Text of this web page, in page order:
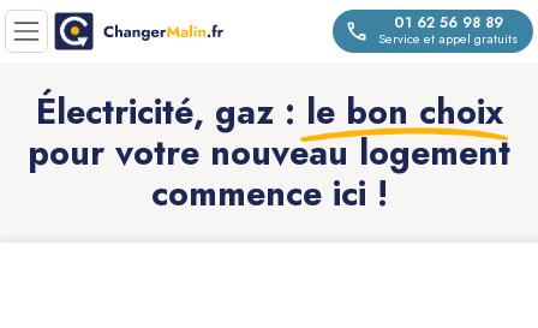
01 62 56 98 89
Service et appel gratuits
Électricité, gaz : le bon choix
pour votre nouveau logement
commence ici !